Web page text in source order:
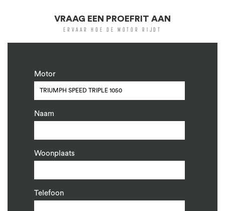
VRAAG EEN PROEFRIT AAN
ERVAAR HOE DE MOTOR RIJDT
Motor
Naam
Woonplaats
Telefoon